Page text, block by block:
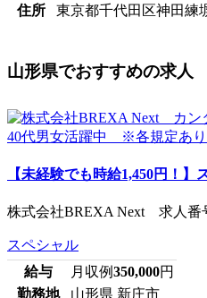
住所 東京都千代田区神田練
山形県でおすすめの求人
【未経験でも時給1,450円！
株式会社BREXA Next 求人番
スペシャル
給与
月収例350,000円
勤務地
山形県 新庄市